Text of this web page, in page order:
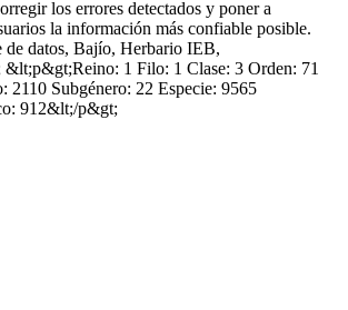
los errores detectados y poner a
la información más confiable posible.
de datos, Bajío, Herbario IEB,
1 Filo: 1 Clase: 3 Orden: 71
2110 Subgénero: 22 Especie: 9565
912&lt;/p&gt;